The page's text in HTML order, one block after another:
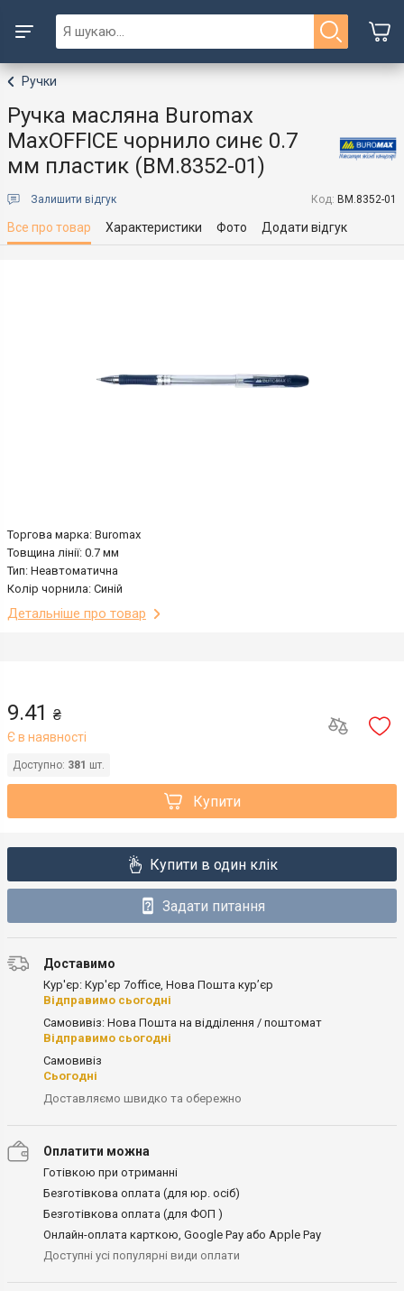
Ручки
Ручка масляна Buromax
MaxOFFICE чорнило синє 0.7
мм пластик (BM.8352-01)
Залишити відгук Код: BM.8352-01
Все про товар Характеристики Фото Додати відгук
Торгова марка: Buromax
Товщина лінії: 0.7 мм
Тип: Неавтоматична
Колір чорнила: Синій
Детальніше про товар
9.41 ₴
Є в наявності
Доступно: 381 шт.
Купити
Купити в один клік
Задати питання
Доставимо
Кур'єр: Кур'єр 7office, Нова Пошта кур’єр
Відправимо сьогодні
Самовивіз: Нова Пошта на відділення / поштомат
Відправимо сьогодні
Самовивіз
Сьогодні
Доставляємо швидко та обережно
Оплатити можна
Готівкою при отриманні
Безготівкова оплата (для юр. осіб)
Безготівкова оплата (для ФОП )
Онлайн-оплата карткою, Google Pay або Apple Pay
Доступні усі популярні види оплати